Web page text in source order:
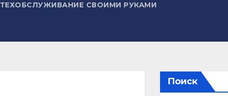
ТЕХОБСЛУЖИВАНИЕ СВОИМИ РУКАМИ
Поиск